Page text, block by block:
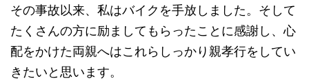
その事故以来、私はバイクを手放しました。そして
たくさんの方に励ましてもらったことに感謝し、心
配をかけた両親へはこれらしっかり親孝行をしてい
きたいと思います。